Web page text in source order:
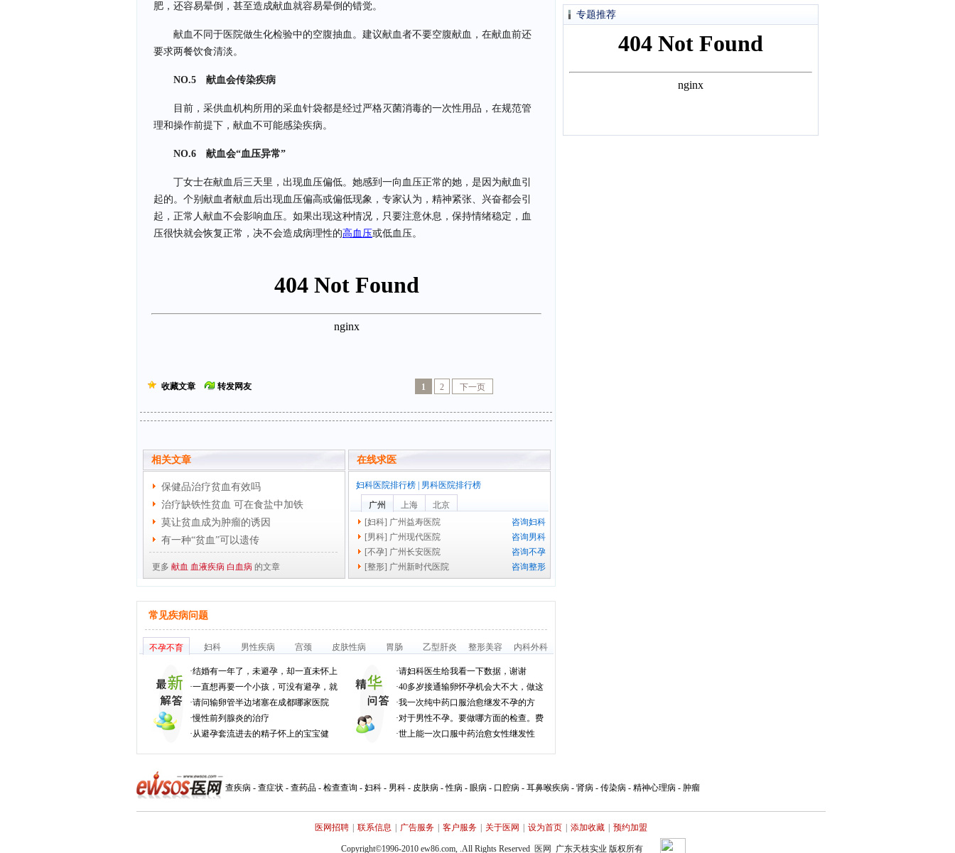
肥，还容易晕倒，甚至造成献血就容易晕倒的错觉。
献血不同于医院做生化检验中的空腹抽血。建议献血者不要空腹献血，在献血前还
要求两餐饮食清淡。
NO.5 献血会传染疾病
目前，采供血机构所用的采血针袋都是经过严格灭菌消毒的一次性用品，在规范管
理和操作前提下，献血不可能感染疾病。
NO.6 献血会“血压异常”
丁女士在献血后三天里，出现血压偏低。她感到一向血压正常的她，是因为献血引
起的。个别献血者献血后出现血压偏高或偏低现象，专家认为，精神紧张、兴奋都会引
起，正常人献血不会影响血压。如果出现这种情况，只要注意休息，保持情绪稳定，血
压很快就会恢复正常，决不会造成病理性的高血压或低血压。
收藏文章 转发网友 1 2 下一页
相关文章
保健品治疗贫血有效吗
治疗缺铁性贫血 可在食盐中加铁
莫让贫血成为肿瘤的诱因
有一种“贫血”可以遗传
更多 献血 血液疾病 白血病 的文章
在线求医
妇科医院排行榜
男科医院排行榜
广州
上海
北京
咨询妇科
[妇科] 广州益寿医院
咨询男科
[男科] 广州现代医院
咨询不孕
[不孕] 广州长安医院
咨询整形
[整形] 广州新时代医院
常见疾病问题
不孕不育 妇科 男性疾病 宫颈 皮肤性病 胃肠 乙型肝炎 整形美容 内科外科
·结婚有一年了，未避孕，却一直未怀上
·一直想再要一个小孩，可没有避孕，就
·请问输卵管半边堵塞在成都哪家医院
·慢性前列腺炎的治疗
·从避孕套流进去的精子怀上的宝宝健
·请妇科医生给我看一下数据，谢谢
·40多岁接通输卵怀孕机会大不大，做这
·我一次纯中药口服治愈继发不孕的方
·对于男性不孕。要做哪方面的检查。费
·世上能一次口服中药治愈女性继发性
专题推荐
查疾病 - 查症状 - 查药品 - 检查查询 - 妇科 - 男科 - 皮肤病 -性病 - 眼病 - 口腔病 - 耳鼻喉疾病 - 肾病 - 传染病 - 精神心理病 - 肿瘤
医网招聘 联系信息 广告服务 客户服务 关于医网 设为首页 添加收藏 预约加盟
Copyright©1996-2010 ew86.com, .All Rights Reserved 医网 广东天枝实业 版权所有